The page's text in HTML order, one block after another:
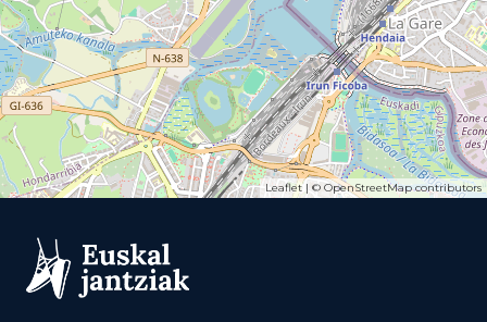
Leaflet| © OpenStreetMapcontributors